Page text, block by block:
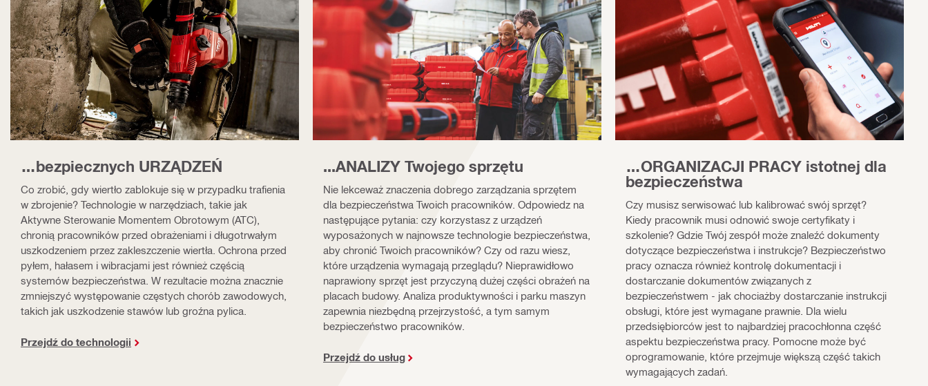
…bezpiecznych URZĄDZEŃ
Co zrobić, gdy wiertło zablokuje się w przypadku trafienia
w zbrojenie? Technologie w narzędziach, takie jak
Aktywne Sterowanie Momentem Obrotowym (ATC),
chronią pracowników przed obrażeniami i długotrwałym
uszkodzeniem przez zakleszczenie wiertła. Ochrona przed
pyłem, hałasem i wibracjami jest również częścią
systemów bezpieczeństwa. W rezultacie można znacznie
zmniejszyć występowanie częstych chorób zawodowych,
takich jak uszkodzenie stawów lub groźna pylica.
Przejdź do technologii
...ANALIZY Twojego sprzętu
Nie lekceważ znaczenia dobrego zarządzania sprzętem
dla bezpieczeństwa Twoich pracowników. Odpowiedz na
następujące pytania: czy korzystasz z urządzeń
wyposażonych w najnowsze technologie bezpieczeństwa,
aby chronić Twoich pracowników? Czy od razu wiesz,
które urządzenia wymagają przeglądu? Nieprawidłowo
naprawiony sprzęt jest przyczyną dużej części obrażeń na
placach budowy. Analiza produktywności i parku maszyn
zapewnia niezbędną przejrzystość, a tym samym
bezpieczeństwo pracowników.
Przejdź do usług
…ORGANIZACJI PRACY istotnej dla
bezpieczeństwa
Czy musisz serwisować lub kalibrować swój sprzęt?
Kiedy pracownik musi odnowić swoje certyfikaty i
szkolenie? Gdzie Twój zespół może znaleźć dokumenty
dotyczące bezpieczeństwa i instrukcje? Bezpieczeństwo
pracy oznacza również kontrolę dokumentacji i
dostarczanie dokumentów związanych z
bezpieczeństwem - jak chociażby dostarczanie instrukcji
obsługi, które jest wymagane prawnie. Dla wielu
przedsiębiorców jest to najbardziej pracochłonna część
aspektu bezpieczeństwa pracy. Pomocne może być
oprogramowanie, które przejmuje większą część takich
wymagających zadań.